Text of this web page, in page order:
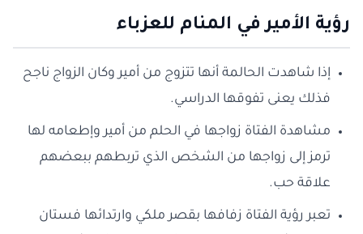
رؤية الأمير في المنام للعزباء
إذا شاهدت الحالمة أنها تتزوج من أمير وكان الزواج ناجح
فذلك يعنى تفوقها الدراسي.
مشاهدة الفتاة زواجها في الحلم من أمير وإطعامه لها
ترمز إلى زواجها من الشخص الذي تربطهم ببعضهم
علاقة حب.
تعبر رؤية الفتاة زفافها بقصر ملكي وارتدائها فستان